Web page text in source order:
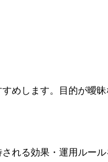
めします。目的が曖
れる効果・運用ルー